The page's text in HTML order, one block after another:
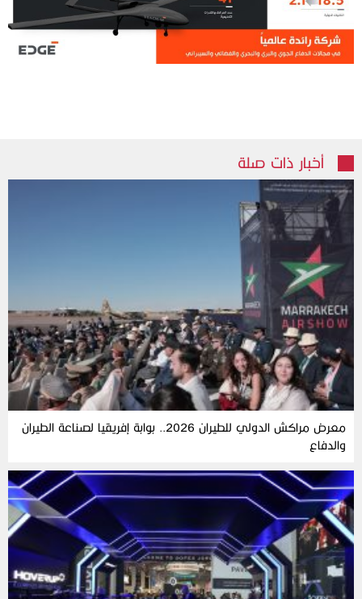
أخبار ذات صلة
معرض مراكش الدولي للطيران 2026.. بوابة إفريقيا لصناعة الطيران
والدفاع